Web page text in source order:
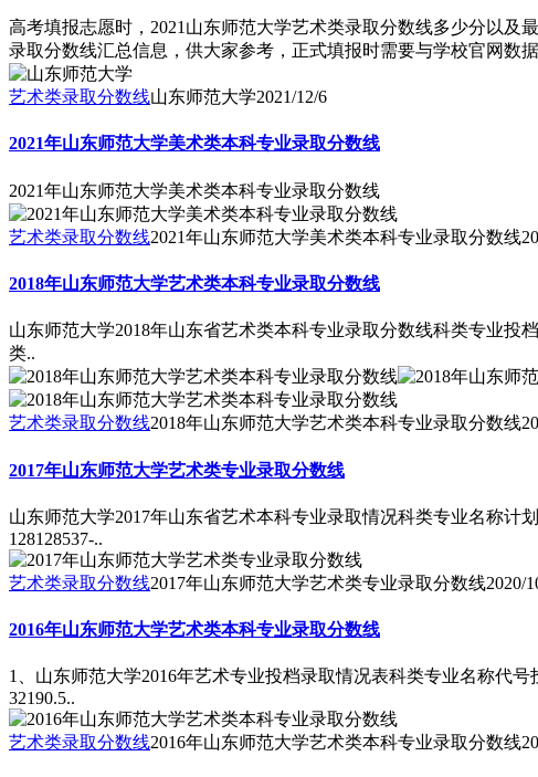
高考填报志愿时，2021山东师范大学艺术类录取分数线多少分以及
录取分数线汇总信息，供大家参考，正式填报时需要与学校官网数
艺术类录取分数线山东师范大学2021/12/6
2021年山东师范大学美术类本科专业录取分数线
2021年山东师范大学美术类本科专业录取分数线
艺术类录取分数线2021年山东师范大学美术类本科专业录取分数线
2018年山东师范大学艺术类本科专业录取分数线
山东师范大学2018年山东省艺术类本科专业录取分数线科类专业投
类..
艺术类录取分数线2018年山东师范大学艺术类本科专业录取分数线
2017年山东师范大学艺术类专业录取分数线
山东师范大学2017年山东省艺术本科专业录取情况科类专业名称计
128128537-..
艺术类录取分数线2017年山东师范大学艺术类专业录取分数线2020/
2016年山东师范大学艺术类本科专业录取分数线
1、山东师范大学2016年艺术专业投档录取情况表科类专业名称代
32190.5..
艺术类录取分数线2016年山东师范大学艺术类本科专业录取分数线